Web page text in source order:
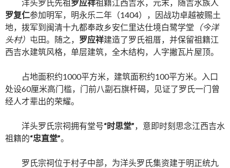
洋头罗氏先祖罗应祥祖籍江西吉水，元末，随吉水族人
罗复仁参加明军，明永乐二年（1404），因战功卓越被赐土
地，拨军到闽清十九都奉政乡安仁里达仕境白鹭学堂 （今洋
头村） 屯田。随之， 罗应祥建造了罗氏祖厝，并保留祖籍江
西吉水建筑风格，单层建筑，全木结构，人字撇瓦片屋顶。
占地面积约1000平方米，建筑面积约100平方米。入口
处设60厘米高门槛，门前八副石旗杆碣，见证了罗氏一门曾
经人才辈出的荣耀。
洋头罗氏宗祠拥有堂号“时思堂”，意即时刻思念江西吉水
祖籍的“忠直堂”。
罗氏宗祠位于村子中部，为洋头罗氏集资建于明正统九